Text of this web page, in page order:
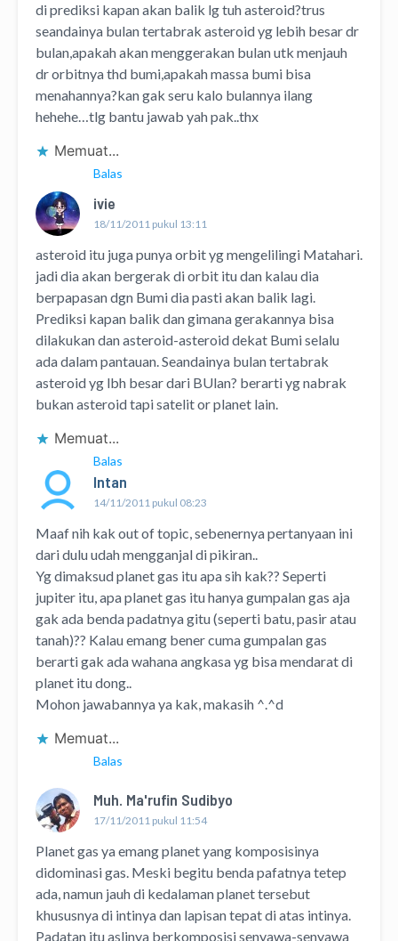
di prediksi kapan akan balik lg tuh asteroid?trus
seandainya bulan tertabrak asteroid yg lebih besar dr
bulan,apakah akan menggerakan bulan utk menjauh
dr orbitnya thd bumi,apakah massa bumi bisa
menahannya?kan gak seru kalo bulannya ilang
hehehe…tlg bantu jawab yah pak..thx
Memuat...
Balas
ivie
18/11/2011 pukul 13:11
asteroid itu juga punya orbit yg mengelilingi Matahari.
jadi dia akan bergerak di orbit itu dan kalau dia
berpapasan dgn Bumi dia pasti akan balik lagi.
Prediksi kapan balik dan gimana gerakannya bisa
dilakukan dan asteroid-asteroid dekat Bumi selalu
ada dalam pantauan. Seandainya bulan tertabrak
asteroid yg lbh besar dari BUlan? berarti yg nabrak
bukan asteroid tapi satelit or planet lain.
Memuat...
Balas
Intan
14/11/2011 pukul 08:23
Maaf nih kak out of topic, sebenernya pertanyaan ini
dari dulu udah mengganjal di pikiran..
Yg dimaksud planet gas itu apa sih kak?? Seperti
jupiter itu, apa planet gas itu hanya gumpalan gas aja
gak ada benda padatnya gitu (seperti batu, pasir atau
tanah)?? Kalau emang bener cuma gumpalan gas
berarti gak ada wahana angkasa yg bisa mendarat di
planet itu dong..
Mohon jawabannya ya kak, makasih ^.^d
Memuat...
Balas
Muh. Ma'rufin Sudibyo
17/11/2011 pukul 11:54
Planet gas ya emang planet yang komposisinya
didominasi gas. Meski begitu benda pafatnya tetep
ada, namun jauh di kedalaman planet tersebut
khususnya di intinya dan lapisan tepat di atas intinya.
Padatan itu aslinya berkomposisi senyawa-senyawa